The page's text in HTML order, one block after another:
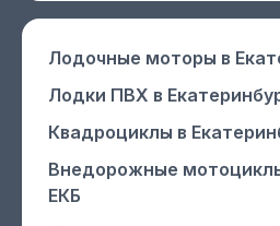
Лодочные моторы в
Лодки ПВХ в
Квадроциклы в
Внедорожные
ЕКБ